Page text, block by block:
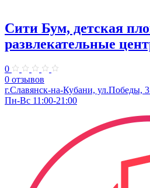
Сити Бум, детская
развлекательные
0
0 отзывов
г.Славянск-на-Кубани, ул.Победы,
Пн-Вс 11:00-21:00